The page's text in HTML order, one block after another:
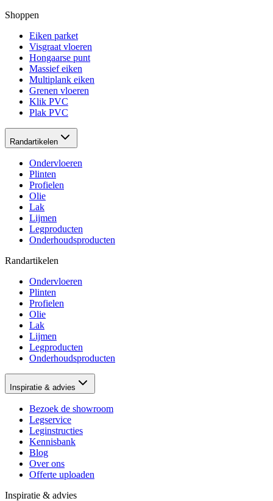
Shoppen
Eiken parket
Visgraat vloeren
Hongaarse punt
Massief eiken
Multiplank eiken
Grenen vloeren
Klik PVC
Plak PVC
Randartikelen
Ondervloeren
Plinten
Profielen
Olie
Lak
Lijmen
Legproducten
Onderhoudsproducten
Randartikelen
Ondervloeren
Plinten
Profielen
Olie
Lak
Lijmen
Legproducten
Onderhoudsproducten
Inspiratie & advies
Bezoek de showroom
Legservice
Leginstructies
Kennisbank
Blog
Over ons
Offerte uploaden
Inspiratie & advies